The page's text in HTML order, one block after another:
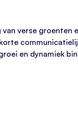
verse groenten
en dynamiek